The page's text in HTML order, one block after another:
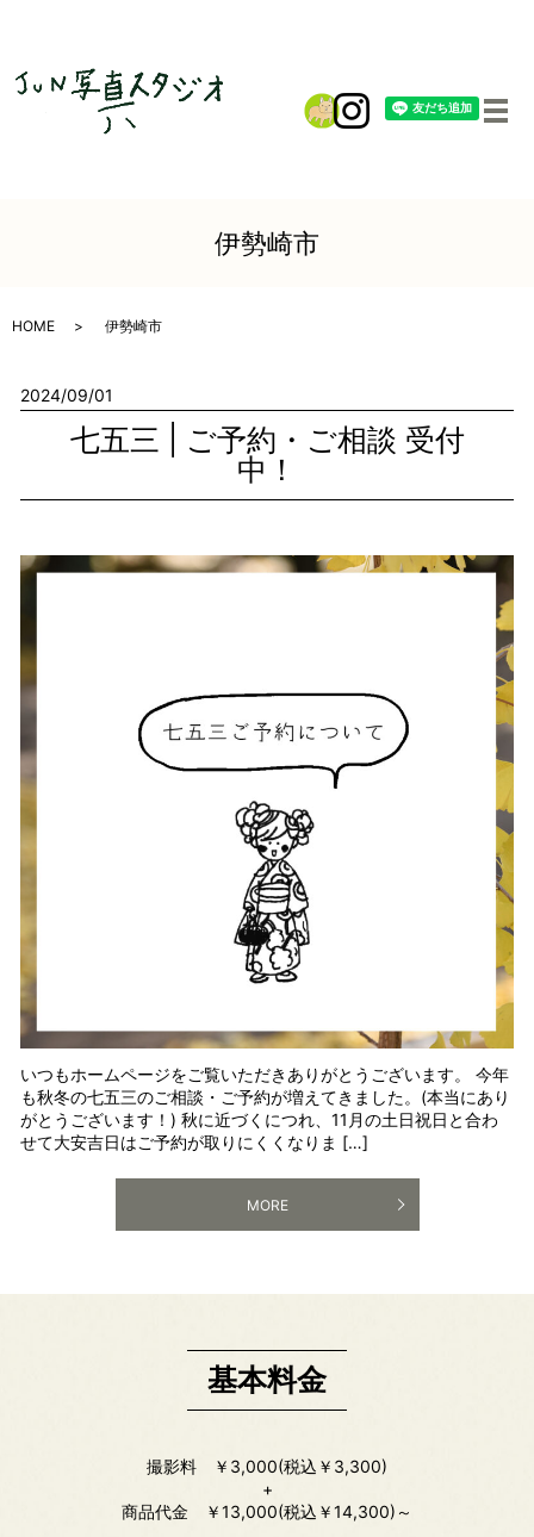
メ
伊勢崎市
HOME 伊勢崎市
2024/09/01
七五三 | ご予約・ご相談 受付
中！
いつもホームページをご覧いただきありがとうございます。 今年
も秋冬の七五三のご相談・ご予約が増えてきました。(本当にあり
がとうございます！) 秋に近づくにつれ、11月の土日祝日と合わ
せて大安吉日はご予約が取りにくくなりま […]
MORE
基本料金
撮影料 ￥3,000(税込￥3,300)
+
商品代金 ￥13,000(税込￥14,300)～